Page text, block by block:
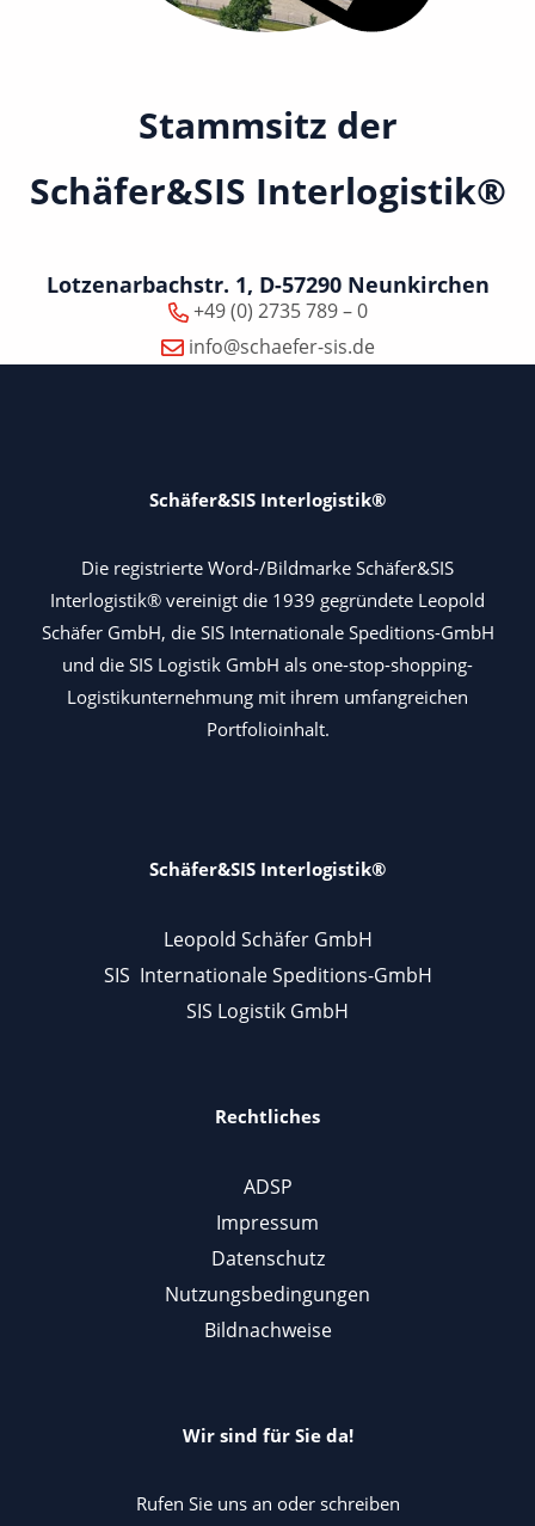
Stammsitz der
Schäfer&SIS Interlogistik®
Lotzenarbachstr. 1, D-57290 Neunkirchen
+49 (0) 2735 789 – 0
info@schaefer-sis.de
Schäfer&SIS Interlogistik®
Die registrierte Word-/Bildmarke Schäfer&SIS
Interlogistik® vereinigt die 1939 gegründete Leopold
Schäfer GmbH, die SIS Internationale Speditions-GmbH
und die SIS Logistik GmbH als one-stop-shopping-
Logistikunternehmung mit ihrem umfangreichen
Portfolioinhalt.
Schäfer&SIS Interlogistik®
Leopold Schäfer GmbH
SIS Internationale Speditions-GmbH
SIS Logistik GmbH
Rechtliches
ADSP
Impressum
Datenschutz
Nutzungsbedingungen
Bildnachweise
Wir sind für Sie da!
Rufen Sie uns an oder schreiben